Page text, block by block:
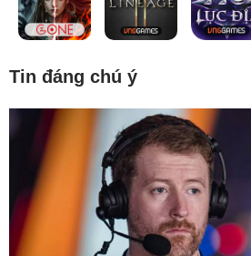
Tin đáng chú ý